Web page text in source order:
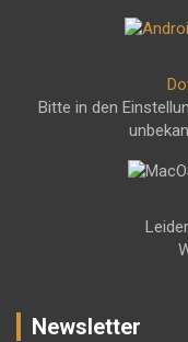
Bitte in den
Newsletter